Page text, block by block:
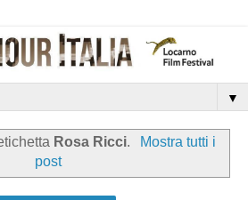
▼
Rosa Ricci.
Mostra tutti i
post